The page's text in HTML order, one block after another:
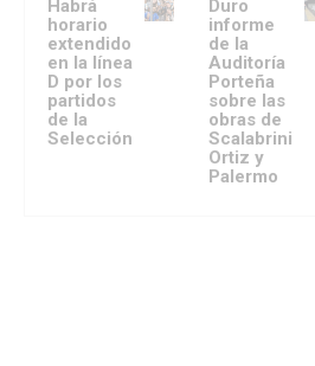
Habrá
horario
extendido
en la línea
D por los
partidos
de la
Selección
Duro
informe
de la
Auditoría
Porteña
sobre las
obras de
Scalabrini
Ortiz y
Palermo